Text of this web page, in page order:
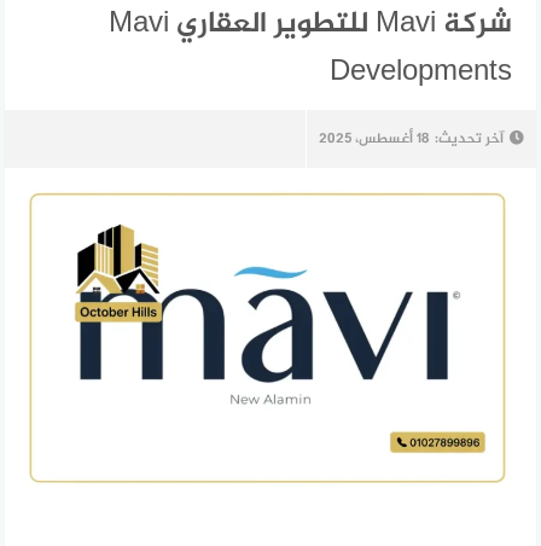
شركة Mavi للتطوير العقاري Mavi
Developments
آخر تحديث: 18 أغسطس، 2025